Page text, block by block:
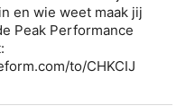
en wie weet maak jij
Peak Performance
to/CHKCIJ